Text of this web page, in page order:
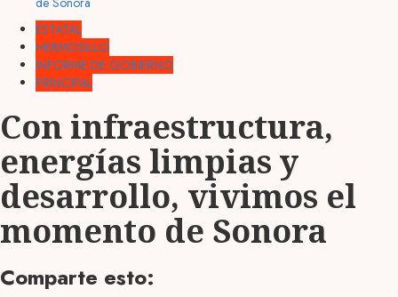
ESTATAL
HERMOSILLO
INFORME DE GOBIERNO
PRINCIPAL
Con infraestructura,
energías limpias y
desarrollo, vivimos el
momento de Sonora
Comparte esto: